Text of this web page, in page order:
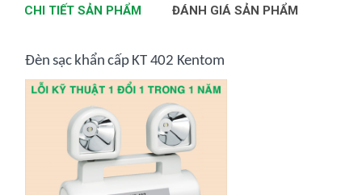
CHI TIẾT SẢN PHẨM ĐÁNH GIÁ SẢN PHẨM
Đèn sạc khẩn cấp KT 402 Kentom